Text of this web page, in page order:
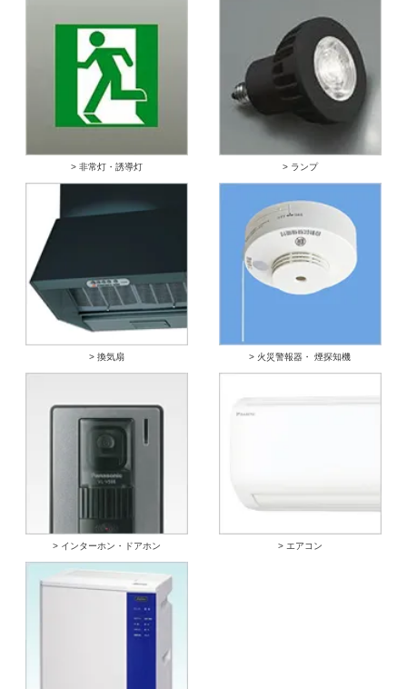
> 非常灯・誘導灯 > ランプ
> 換気扇 > 火災警報器・ 煙探知機
> インターホン・ドアホン > エアコン